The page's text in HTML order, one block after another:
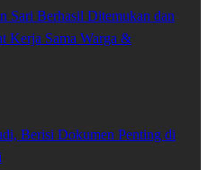
Sari Berhasil Ditemukan dan
Kerja Sama Warga &
Berisi Dokumen Penting di